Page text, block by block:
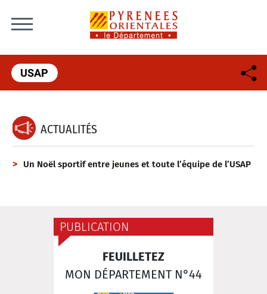
USAP
ACTUALITÉS
Un Noël sportif entre jeunes et toute l’équipe de l’USAP
PUBLICATION
FEUILLETEZ
MON DÉPARTEMENT N°44